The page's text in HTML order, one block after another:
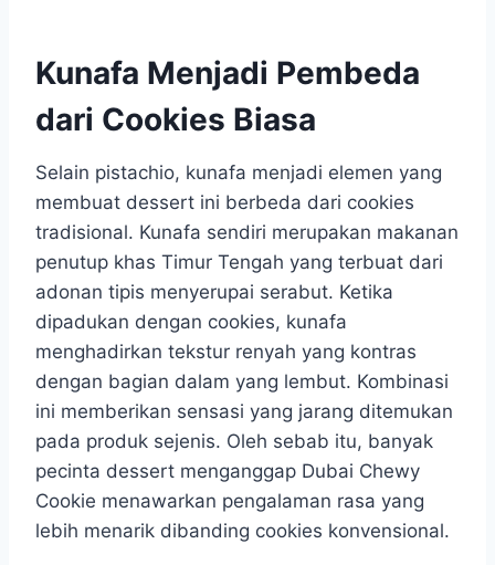
Kunafa Menjadi Pembeda
dari Cookies Biasa
Selain pistachio, kunafa menjadi elemen yang
membuat dessert ini berbeda dari cookies
tradisional. Kunafa sendiri merupakan makanan
penutup khas Timur Tengah yang terbuat dari
adonan tipis menyerupai serabut. Ketika
dipadukan dengan cookies, kunafa
menghadirkan tekstur renyah yang kontras
dengan bagian dalam yang lembut. Kombinasi
ini memberikan sensasi yang jarang ditemukan
pada produk sejenis. Oleh sebab itu, banyak
pecinta dessert menganggap Dubai Chewy
Cookie menawarkan pengalaman rasa yang
lebih menarik dibanding cookies konvensional.